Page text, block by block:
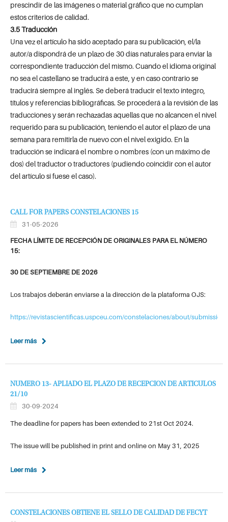
prescindir de las imágenes o material gráfico que no cumplan
estos criterios de calidad.
3.5 Traducción
Una vez el artículo ha sido aceptado para su publicación, el/la
autor/a dispondrá de un plazo de 30 días naturales para enviar la
correspondiente traducción del mismo. Cuando el idioma original
no sea el castellano se traducirá a este, y en caso contrario se
traducirá siempre al inglés. Se deberá traducir el texto íntegro,
títulos y referencias bibliográficas. Se procederá a la revisión de las
traducciones y serán rechazadas aquellas que no alcancen el nivel
requerido para su publicación, teniendo el autor el plazo de una
semana para remitirla de nuevo con el nivel exigido. En la
traducción se indicará el nombre o nombres (con un máximo de
dos) del traductor o traductores (pudiendo coincidir con el autor
del artículo si fuese el caso).
CALL FOR PAPERS CONSTELACIONES 15
31-05-2026
FECHA LÍMITE DE RECEPCIÓN DE ORIGINALES PARA EL NÚMERO
15:
30 DE SEPTIEMBRE DE 2026
Los trabajos deberán enviarse a la dirección de la plataforma OJS:
https://revistascientificas.uspceu.com/constelaciones/about/submissions
Leer más
NUMERO 13- APLIADO EL PLAZO DE RECEPCION DE ARTICULOS
21/10
30-09-2024
The deadline for papers has been extended to 21st Oct 2024.
The issue will be published in print and online on May 31, 2025
Leer más
CONSTELACIONES OBTIENE EL SELLO DE CALIDAD DE FECYT